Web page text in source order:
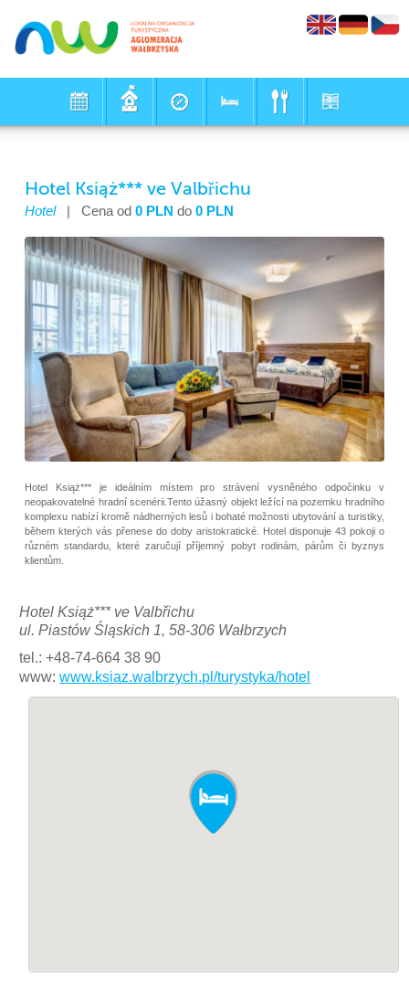
Hotel Książ*** ve Valbřichu
Hotel | Cena od0 PLN do0 PLN
Hotel Książ*** je ideálním místem pro strávení vysněného odpočinku v
neopakovatelné hradní scenérii.Tento úžasný objekt ležící na pozemku hradního
komplexu nabízí kromě nádherných lesů i bohaté možnosti ubytování a turistiky,
během kterých vás přenese do doby aristokratické. Hotel disponuje 43 pokoji o
různém standardu, které zaručují příjemný pobyt rodinám, párům či byznys
klientům.
Hotel Książ*** ve Valbřichu
ul. Piastów Śląskich 1, 58-306 Wałbrzych
tel.: +48-74-664 38 90
www:www.ksiaz.walbrzych.pl/turystyka/hotel